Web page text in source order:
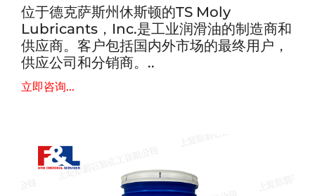
位于德克萨斯州休斯顿的TS Moly
Lubricants，Inc.是工业润滑油的制造商和
供应商。客户包括国内外市场的最终用户，
供应公司和分销商。..
立即咨询...